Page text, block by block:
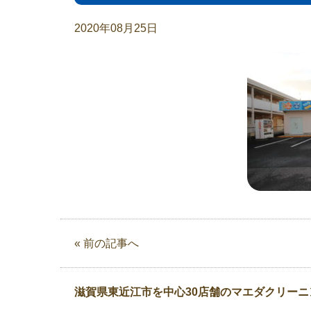
2020年08月25日
« 前の記事へ
滋賀県東近江市を中心30店舗のマエダクリー